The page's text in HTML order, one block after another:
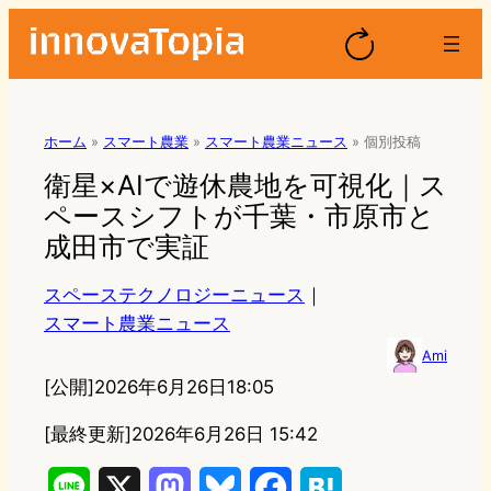
ホーム » スマート農業 » スマート農業ニュース » 個別投稿
衛星×AIで遊休農地を可視化｜ス
ペースシフトが千葉・市原市と
成田市で実証
スペーステクノロジーニュース ｜
スマート農業ニュース
Ami
[公開]2026年6月26日18:05
[最終更新]2026年6月26日 15:42